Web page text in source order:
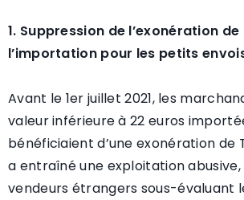
1. Suppression de l’exonération de
l’importation pour les petits
Avant le 1er juillet 2021, les
valeur inférieure à 22 euros
bénéficiaient d’une exonération de
a entraîné une exploitation
vendeurs étrangers sous-évaluant